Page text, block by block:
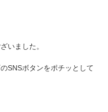
いました。
SNSボタンをポチッとして